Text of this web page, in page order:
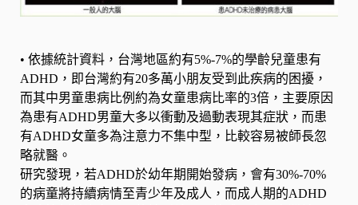
• 依據統計資料，台灣地區約有5%-7%的學齡兒童患有
ADHD，即台灣約有20多萬小朋友受到此疾病的困擾，
而其中男童患病比例約為女童患病比率的3倍，主要原因
為患有ADHD男童大多以衝動及過動表現其症狀，而患
有ADHD女童多為注意力不集中型，比較容易被師長忽
略就醫。
研究發現，若ADHD於幼年期開始發病，會有30%-70%
的病童將持續病情至青少年及成人，而成人期的ADHD